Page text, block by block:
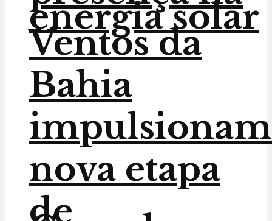
energia solar
Ventos da
Bahia
impulsionam
nova etapa
de